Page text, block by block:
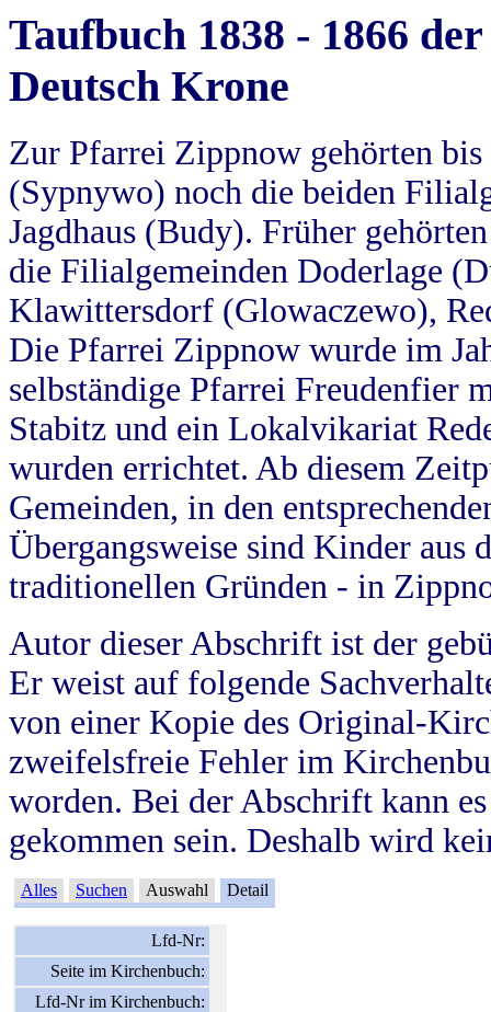
Taufbuch 1838 - 1866
Deutsch Krone
Zur Pfarrei Zippnow gehörten
(Sypnywo) noch die beiden
Jagdhaus (Budy). Früher
die Filialgemeinden Doderlage
Klawittersdorf (Glowaczewo),
Die Pfarrei Zippnow wurde im
selbständige Pfarrei Freudenfier
Stabitz und ein Lokalvikariat
wurden errichtet. Ab diesem
Gemeinden, in den
Übergangsweise sind Kinder aus
traditionellen Gründen - in
Autor dieser Abschrift ist der
Er weist auf folgende
von einer Kopie des Original-
zweifelsfreie Fehler im
worden. Bei der Abschrift kann
gekommen sein. Deshalb wird
Alles Suchen Auswahl Detail
Lfd-Nr:
Seite im Kirchenbuch:
Lfd-Nr im Kirchenbuch: